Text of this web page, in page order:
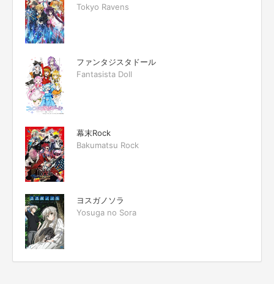
Tokyo Ravens
ファンタジスタドール
Fantasista Doll
幕末Rock
Bakumatsu Rock
ヨスガノソラ
Yosuga no Sora